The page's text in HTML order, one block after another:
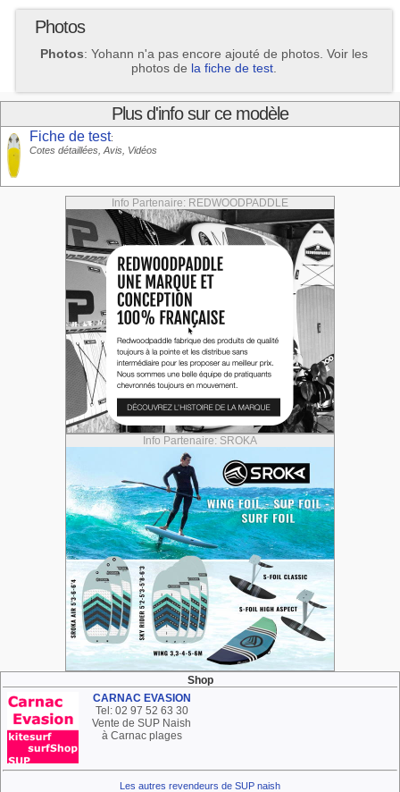
Photos
Photos: Yohann n'a pas encore ajouté de photos. Voir les
photos de la fiche de test.
Plus d'info sur ce modèle
Fiche de test:
Cotes détaillées, Avis, Vidéos
Info Partenaire: REDWOODPADDLE
Info Partenaire: SROKA
Shop
CARNAC EVASION
Tel: 02 97 52 63 30
Vente de SUP Naish
à Carnac plages
Les autres revendeurs de SUP naish